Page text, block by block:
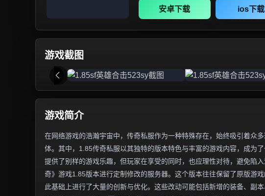
安卓下载 ios下载
游戏截图
游戏简介
在网络游戏的浩瀚宇宙中，传奇私服作为一种特殊存在，始终吸引着众
体。其中，1.85传奇私服以其独特的版本特色与丰富的游戏内容，成为
提供了别样的游戏乐趣，但玩家在享受的同时，也应理性对待，避免陷
奇》游戏1.85版本进行定制修改的服务器。这个版本往往保留了原版游
此基础上进行了大量的创新与优化。这些改动可能包括新增的装备、副